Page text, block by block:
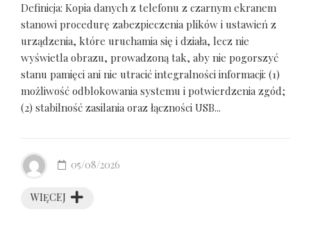
Definicja: Kopia danych z telefonu z czarnym ekranem
stanowi procedurę zabezpieczenia plików i ustawień z
urządzenia, które uruchamia się i działa, lecz nie
wyświetla obrazu, prowadzoną tak, aby nie pogorszyć
stanu pamięci ani nie utracić integralności informacji: (1)
możliwość odblokowania systemu i potwierdzenia zgód;
(2) stabilność zasilania oraz łączności USB...
WIĘCEJ
05/08/2026